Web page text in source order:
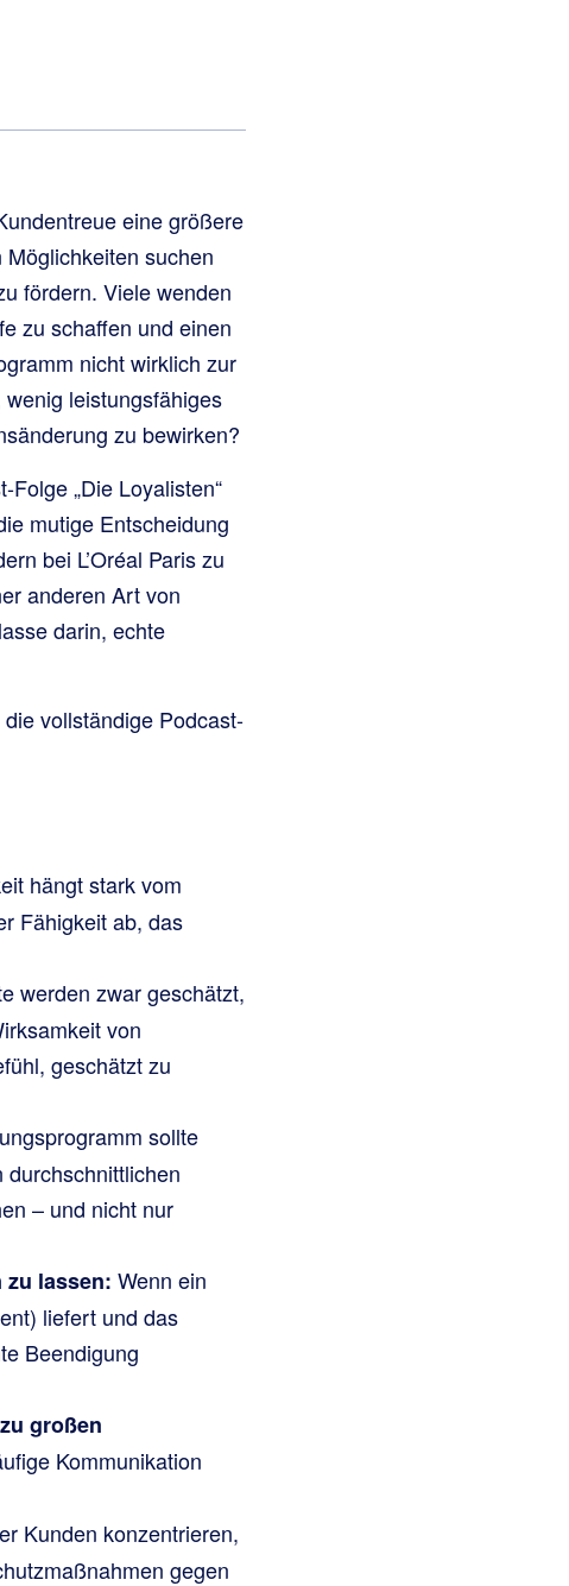
eine größere
suchen
fördern. Viele wenden
zu schaffen und einen
nicht wirklich zur
leistungsfähiges
zu bewirken?
„Die Loyalisten“
mutige Entscheidung
bei L’Oréal Paris zu
anderen Art von
darin, echte
vollständige Podcast-
hängt stark vom
Fähigkeit ab, das
werden zwar geschätzt,
von
geschätzt zu
sollte
– und nicht nur
lassen: Wenn ein
liefert und das
Beendigung
großen
Kommunikation
Kunden konzentrieren,
gegen